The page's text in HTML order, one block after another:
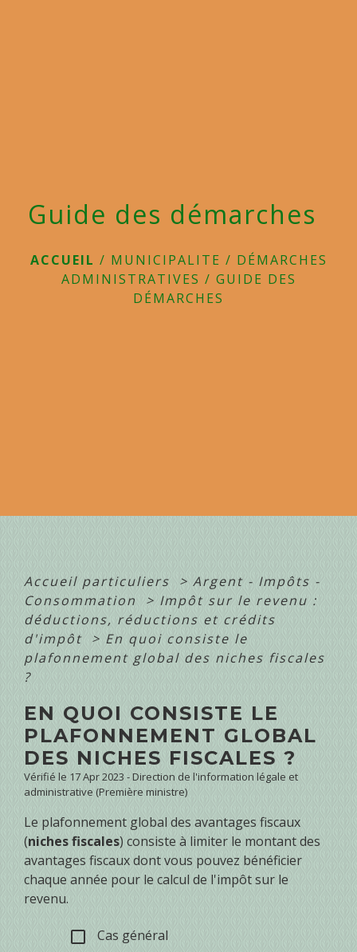
Guide des démarches
ACCUEIL / MUNICIPALITE / DÉMARCHES
ADMINISTRATIVES / GUIDE DES
DÉMARCHES
Accueil particuliers > Argent - Impôts -
Consommation
> Impôt sur le revenu :
déductions, réductions et crédits
d'impôt > En quoi consiste le
plafonnement global des niches fiscales
?
EN QUOI CONSISTE LE
PLAFONNEMENT GLOBAL
DES NICHES FISCALES ?
Vérifié le 17 Apr 2023 - Direction de l'information légale et
administrative (Première ministre)
Le plafonnement global des avantages fiscaux
(niches fiscales) consiste à limiter le montant des
avantages fiscaux dont vous pouvez bénéficier
chaque année pour le calcul de l'impôt sur le
revenu.
check_box_outline_blank Cas général